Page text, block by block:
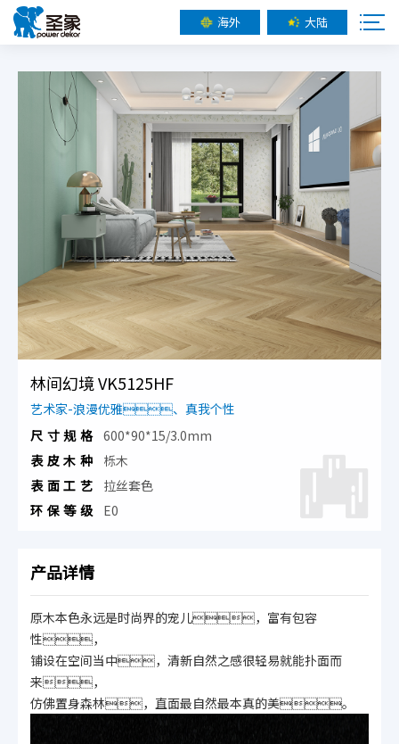
海外 大陆
林间幻境 VK5125HF
艺术家-浪漫优雅、真我个性
尺寸规格 600*90*15/3.0mm
表皮木种
栎木
表面工艺
拉丝套色
环保等级
E0
产品详情
原木本色永远是时尚界的宠儿，富有包容
性，
铺设在空间当中，清新自然之感很轻易就能扑面而
来，
仿佛置身森林，直面最自然最本真的美。